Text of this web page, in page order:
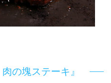
の塊ステーキ』